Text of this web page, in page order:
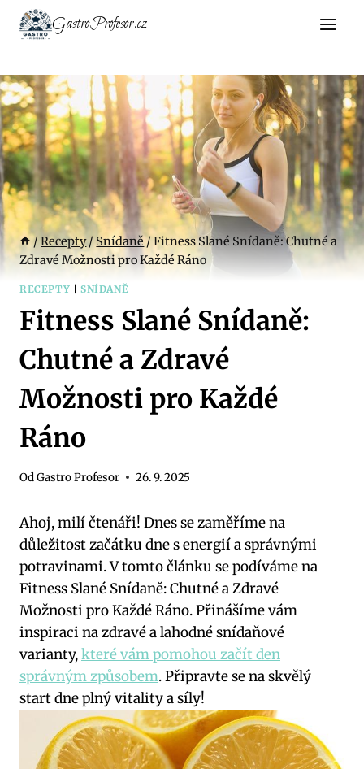
Přeskočit
GastroProfesor.cz
/ Recepty/ Snídaně / Fitness Slané Snídaně: Chutné a
Zdravé Možnosti pro Každé Ráno
RECEPTY SNÍDANĚ
Fitness Slané Snídaně:
Chutné a Zdravé
Možnosti pro Každé
Ráno
OdGastro Profesor 26. 9. 2025
Ahoj, milí čtenáři! Dnes se zaměříme na
důležitost začátku dne s energií a správnými
potravinami. V tomto článku se podíváme na
Fitness Slané Snídaně: Chutné a Zdravé
Možnosti pro Každé Ráno. Přinášíme vám
inspiraci na zdravé a lahodné snídaňové
varianty,které vám pomohou začít den
správným způsobem. Připravte se na skvělý
start dne plný vitality a síly!